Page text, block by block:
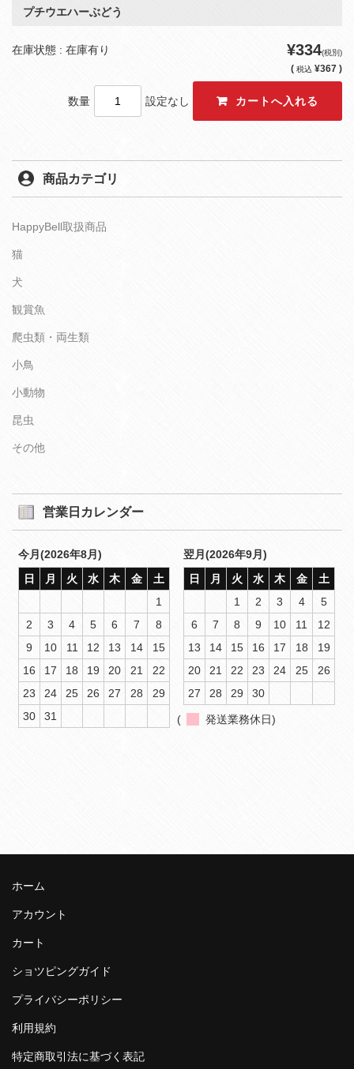
プチウエハーぶどう
在庫状態 : 在庫有り ¥334(税別)
( 税込 ¥367 )
数量 設定なし
商品カテゴリ
HappyBell取扱商品
猫
犬
観賞魚
爬虫類・両生類
小鳥
小動物
昆虫
その他
営業日カレンダー
今月(2026年8月)
日
月 火 水 木 金
土
1
2
3 4 5 6 7
8
9
10 11 12 13 14
15
16
17 18 19 20 21
22
23
24 25 26 27 28
29
30
31
翌月(2026年9月)
日
月 火 水 木 金
土
1
2 3 4
5
6
7 8 9 10 11
12
13
14 15 16 17 18
19
20
21 22 23 24 25
26
27
28 29 30
( 発送業務休日)
ホーム
アカウント
カート
ショツピングガイド
プライバシーポリシー
利用規約
特定商取引法に基づく表記